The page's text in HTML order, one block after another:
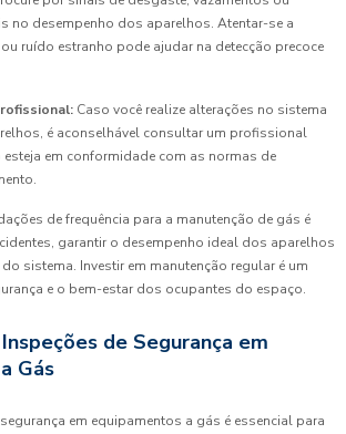
no desempenho dos aparelhos. Atentar-se a
ruído estranho pode ajudar na detecção precoce
Caso você realize alterações no sistema
é aconselhável consultar um profissional
em conformidade com as normas de
de frequência para a manutenção de gás é
garantir o desempenho ideal dos aparelhos
sistema. Investir em manutenção regular é um
e o bem-estar dos ocupantes do espaço.
de Segurança em
Gás
em equipamentos a gás é essencial para